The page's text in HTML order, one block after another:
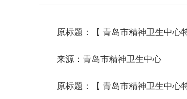
原标题：【 青岛市精神卫生中心
来源：青岛市精神卫生中心
原标题：【 青岛市精神卫生中心